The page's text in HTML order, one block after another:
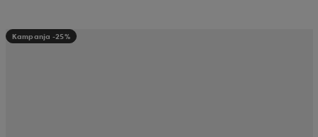
Kampanja -25%